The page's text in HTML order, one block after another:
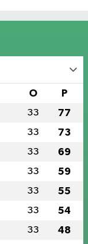
O P
33 77
33 73
33 69
33 59
33 55
33 54
33 48